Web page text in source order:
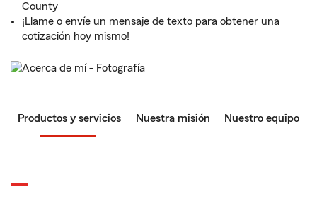
County
¡Llame o envíe un mensaje de texto para obtener una
cotización hoy mismo!
Productos y servicios Nuestra misión Nuestro equipo